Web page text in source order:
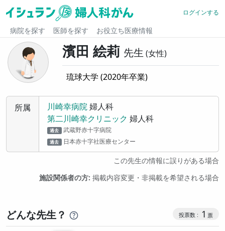
ログインする
病院を探す 医師を探す お役立ち医療情報
濱田 絵莉 先生 女性
琉球大学 (2020年卒業)
所属 川崎幸病院婦人科
第二川崎幸クリニック 婦人科
過去 武蔵野赤十字病院
過去 日本赤十字社医療センター
この先生の情報に誤りがある場合
施設関係者の方: 掲載内容変更・非掲載を希望される場合
どんな先生？ コミュニ
1